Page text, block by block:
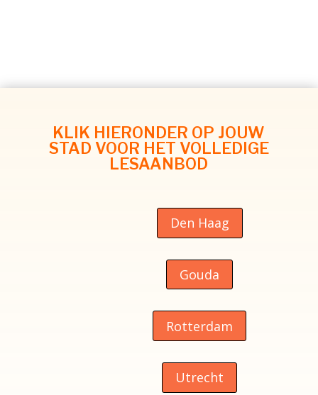
KLIK HIERONDER OP JOUW
STAD VOOR HET VOLLEDIGE
LESAANBOD
Den Haag
Gouda
Rotterdam
Utrecht